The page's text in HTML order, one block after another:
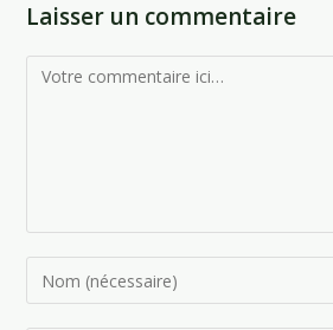
Laisser un commentaire
Comment
your